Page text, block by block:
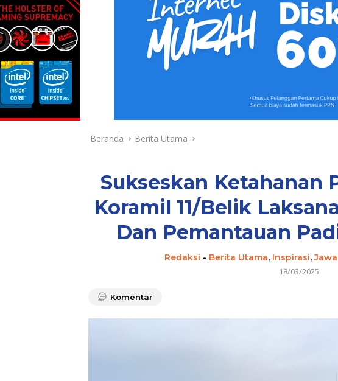
Beranda Berita Utama
Sukseskan Ketahanan
Koramil 11/Belik
Dan Pemantauan
Redaksi - Berita Utama, Inspirasi,
18/03/2025
Komentar